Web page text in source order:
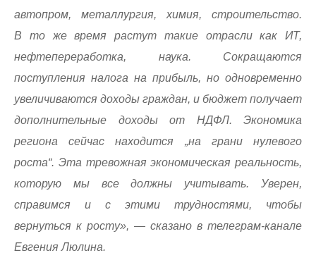
автопром, металлургия, химия, строительство.
В то же время растут такие отрасли как ИТ,
нефтепереработка, наука. Сокращаются
поступления налога на прибыль, но одновременно
увеличиваются доходы граждан, и бюджет получает
дополнительные доходы от НДФЛ. Экономика
региона сейчас находится „на грани нулевого
роста“. Эта тревожная экономическая реальность,
которую мы все должны учитывать. Уверен,
справимся и с этими трудностями, чтобы
вернуться к росту», — сказано в телеграм-канале
Евгения Люлина.